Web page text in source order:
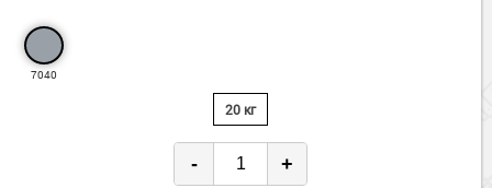
7040
20 кг
- +